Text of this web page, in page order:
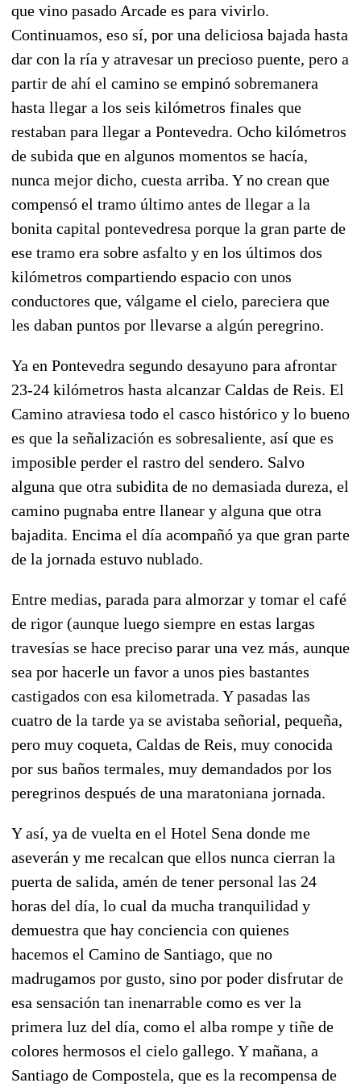
que vino pasado Arcade es para vivirlo.
Continuamos, eso sí, por una deliciosa bajada hasta
dar con la ría y atravesar un precioso puente, pero a
partir de ahí el camino se empinó sobremanera
hasta llegar a los seis kilómetros finales que
restaban para llegar a Pontevedra. Ocho kilómetros
de subida que en algunos momentos se hacía,
nunca mejor dicho, cuesta arriba. Y no crean que
compensó el tramo último antes de llegar a la
bonita capital pontevedresa porque la gran parte de
ese tramo era sobre asfalto y en los últimos dos
kilómetros compartiendo espacio con unos
conductores que, válgame el cielo, pareciera que
les daban puntos por llevarse a algún peregrino.
Ya en Pontevedra segundo desayuno para afrontar
23-24 kilómetros hasta alcanzar Caldas de Reis. El
Camino atraviesa todo el casco histórico y lo bueno
es que la señalización es sobresaliente, así que es
imposible perder el rastro del sendero. Salvo
alguna que otra subidita de no demasiada dureza, el
camino pugnaba entre llanear y alguna que otra
bajadita. Encima el día acompañó ya que gran parte
de la jornada estuvo nublado.
Entre medias, parada para almorzar y tomar el café
de rigor (aunque luego siempre en estas largas
travesías se hace preciso parar una vez más, aunque
sea por hacerle un favor a unos pies bastantes
castigados con esa kilometrada. Y pasadas las
cuatro de la tarde ya se avistaba señorial, pequeña,
pero muy coqueta, Caldas de Reis, muy conocida
por sus baños termales, muy demandados por los
peregrinos después de una maratoniana jornada.
Y así, ya de vuelta en el Hotel Sena donde me
aseverán y me recalcan que ellos nunca cierran la
puerta de salida, amén de tener personal las 24
horas del día, lo cual da mucha tranquilidad y
demuestra que hay conciencia con quienes
hacemos el Camino de Santiago, que no
madrugamos por gusto, sino por poder disfrutar de
esa sensación tan inenarrable como es ver la
primera luz del día, como el alba rompe y tiñe de
colores hermosos el cielo gallego. Y mañana, a
Santiago de Compostela, que es la recompensa de